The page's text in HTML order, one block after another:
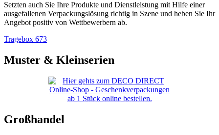
Setzten auch Sie Ihre Produkte und Dienstleistung mit Hilfe einer
ausgefallenen Verpackungslösung richtig in Szene und heben Sie Ihr
Angebot positiv von Wettbewerbern ab.
Tragebox 673
Muster & Kleinserien
Großhandel